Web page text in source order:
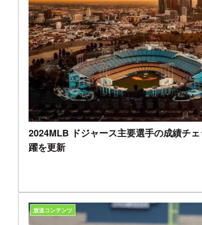
2024MLB ドジャース主要選手の成績チ
躍を更新
放送コンテンツ